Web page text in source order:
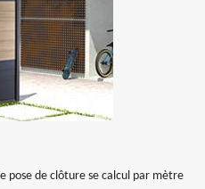
pose de clôture se calcul par mètre